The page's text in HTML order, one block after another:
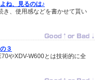
ね、見るのは♪
き、使用感などを書かせて貰い
３
やXDV-W600とは技術的に全